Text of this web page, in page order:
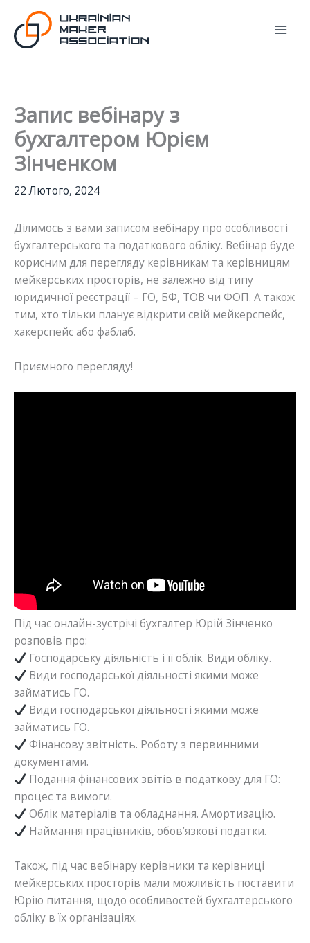
Перейти
вмісту
Запис вебінару з
бухгалтером Юрієм
Зінченком
22 Лютого, 2024
Ділимось з вами записом вебінару про особливості
бухгалтерського та податкового обліку. Вебінар буде
корисним для перегляду керівникам та керівницям
мейкерських просторів, не залежно від типу
юридичної реєстрації – ГО, БФ, ТОВ чи ФОП. А також
тим, хто тільки планує відкрити свій мейкерспейс,
хакерспейс або фаблаб.
Приємного перегляду!
Під час онлайн-зустрічі бухгалтер Юрій Зінченко
розповів про:
Господарську діяльність і її облік. Види обліку.
Види господарської діяльності якими може
займатись ГО.
Види господарської діяльності якими може
займатись ГО.
Фінансову звітність. Роботу з первинними
документами.
Подання фінансових звітів в податкову для ГО:
процес та вимоги.
Облік матеріалів та обладнання. Амортизацію.
Наймання працівників, обов’язкові податки.
Також, під час вебінару керівники та керівниці
мейкерських просторів мали можливість поставити
Юрію питання, щодо особливостей бухгалтерського
обліку в їх організаціях.